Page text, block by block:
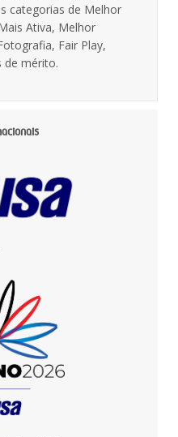
categorias de Melhor
Ativa, Melhor
Fair Play,
de mérito.